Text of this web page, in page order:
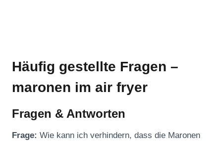
Häufig gestellte Fragen –
maronen im air fryer
Fragen & Antworten
Frage: Wie kann ich verhindern, dass die Maronen